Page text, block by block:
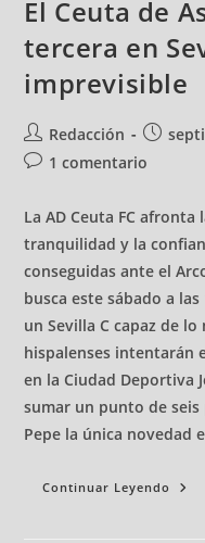
El Ceuta de
tercera en
imprevisible
Redacción
1 comentario
La AD Ceuta FC
tranquilidad y la
conseguidas ante el
busca este sábado a
un Sevilla C capaz de
hispalenses intentarán
en la Ciudad Deportiva
sumar un punto de
Pepe la única novedad
Continuar Leyendo